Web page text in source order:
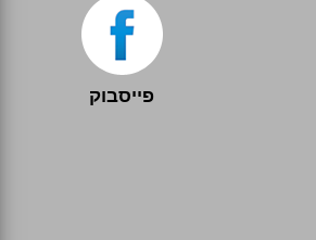
פייסבוק